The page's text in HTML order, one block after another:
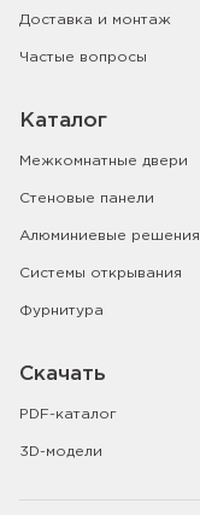
Доставка и монтаж
Частые вопросы
Каталог
Межкомнатные двери
Стеновые панели
Алюминиевые решения
Системы открывания
Фурнитура
Скачать
PDF-каталог
3D-модели